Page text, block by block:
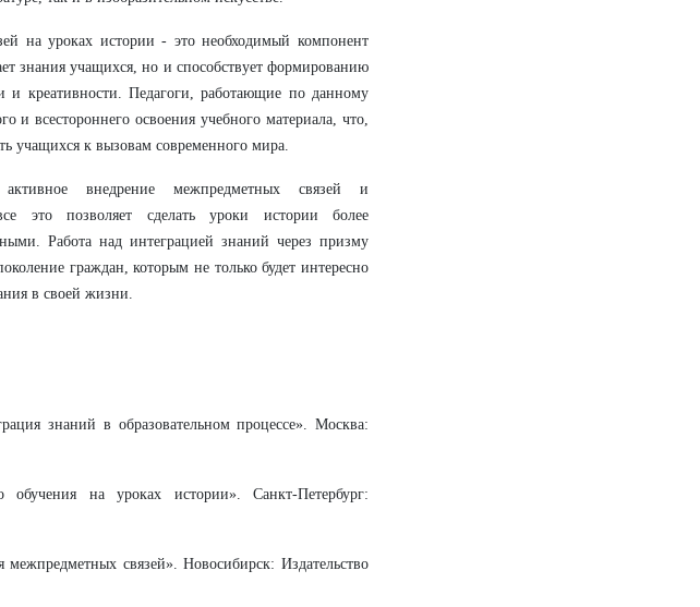
на уроках истории - это необходимый компонент
знания учащихся, но и способствует формированию
и креативности. Педагоги, работающие по данному
и всестороннего освоения учебного материала, что,
учащихся к вызовам современного мира.
активное внедрение межпредметных связей и
это позволяет сделать уроки истории более
Работа над интеграцией знаний через призму
граждан, которым не только будет интересно
в своей жизни.
знаний в образовательном процессе». Москва:
на уроках истории». Санкт-Петербург:
связей». Новосибирск: Издательство